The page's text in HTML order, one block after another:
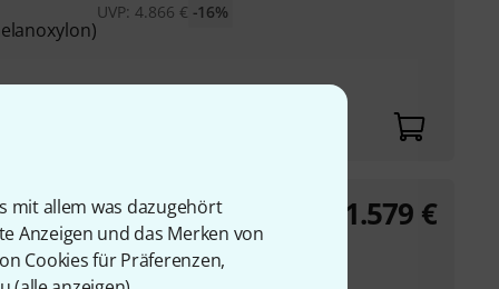
mit allem was dazugehört
Anzeigen und das Merken von
Cookies für Präferenzen,
UVP: 4.866 € -16%
1.579 €